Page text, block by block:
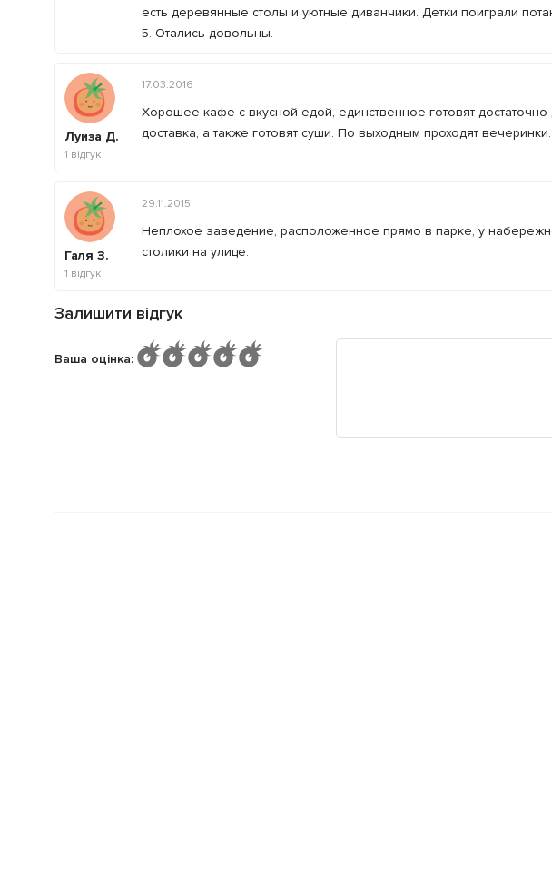
есть деревянные столы и уютные диванчики. Детки поиграли
5. Отались довольны.
Луиза Д.
1 відгук
17.03.2016
Хорошее кафе с вкусной едой, единственное готовят достаточно
доставка, а также готовят суши. По выходным проходят вечеринки.
Галя З.
1 відгук
29.11.2015
Неплохое заведение, расположенное прямо в парке, у
столики на улице.
Залишити відгук
Ваша оцінка: